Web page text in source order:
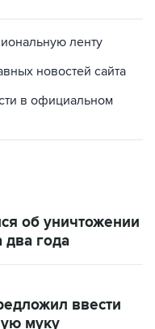
ленту
новостей сайта
в официальном
об уничтожении
два года
ввести
муку